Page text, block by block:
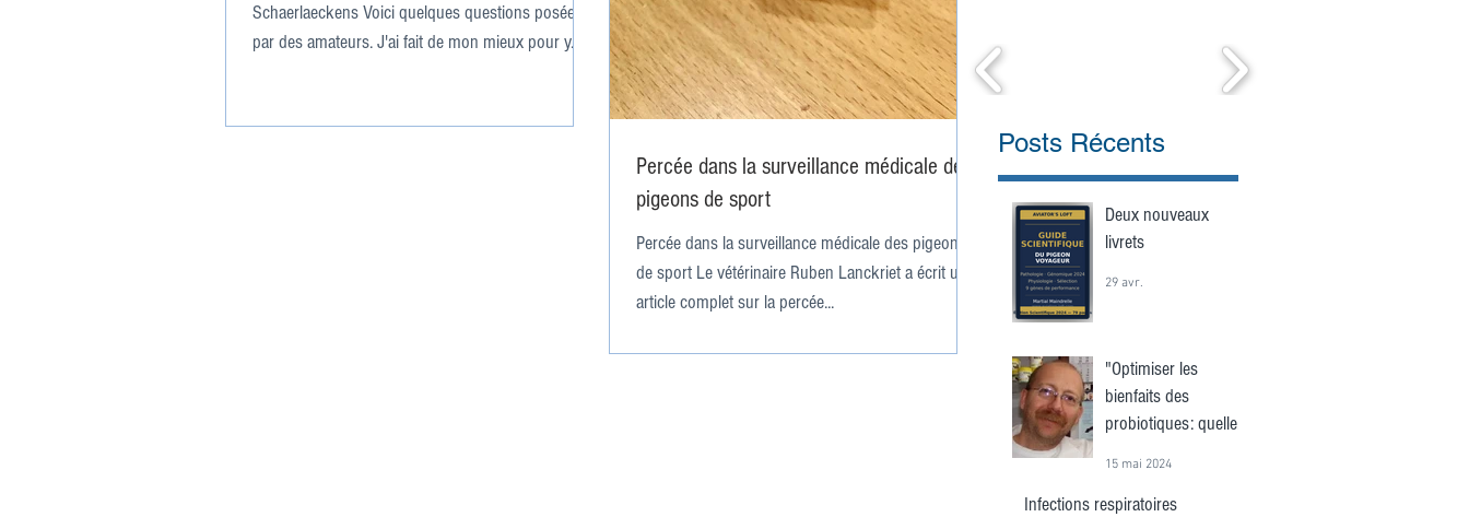
Schaerlaeckens Voici quelques questions posées
par des amateurs. J'ai fait de mon mieux pour y...
Percée dans la surveillance médicale des
pigeons de sport
Percée dans la surveillance médicale des pigeons
de sport Le vétérinaire Ruben Lanckriet a écrit un
article complet sur la percée...
Posts Récents
Deux nouveaux
livrets
29 avr.
"Optimiser les
bienfaits des
probiotiques: quelle
15 mai 2024
Infections respiratoires